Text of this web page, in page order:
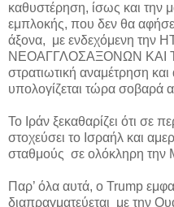
καθυστέρηση, ίσως και την
εμπλοκής, που δεν θα
άξονα, με ενδεχόμενη την
ΝΕΟΑΓΓΛΟΣΑΞΟΝΩΝ ΚΑΙ
στρατιωτική αναμέτρηση
υπολογίζεται τώρα σοβαρά
Το Ιράν ξεκαθαρίζει ότι σε
στοχεύσει το Ισραήλ και
σταθμούς σε ολόκληρη την
Παρ’ όλα αυτά, ο Trump
διαπραγματεύεται με την